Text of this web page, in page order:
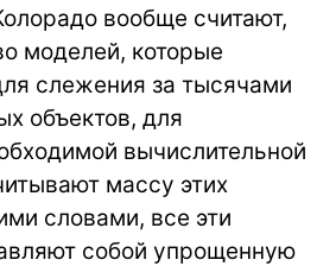
вообще считают,
моделей, которые
слежения за тысячами
объектов, для
вычислительной
массу этих
словами, все эти
собой упрощенную